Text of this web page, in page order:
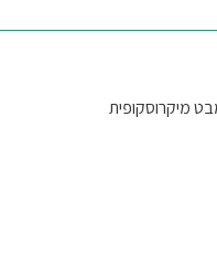
מיקרוסקופית